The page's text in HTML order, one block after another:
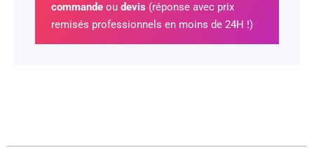
commandeou devis (réponse avec prix
remisés professionnels en moins de 24H !)